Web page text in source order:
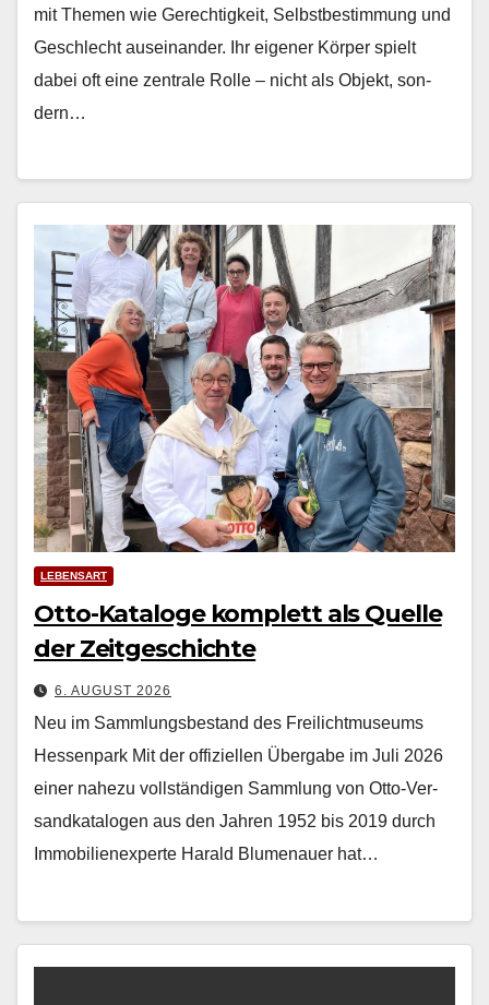
mit The­men wie Gerechtigkeit, Selb­st­bes­tim­mung und
Geschlecht auseinan­der. Ihr eigen­er Kör­p­er spielt
dabei oft eine zen­trale Rolle – nicht als Objekt, son­
dern…
LEBENSART
Otto-Kataloge komplett als Quelle
der Zeitgeschichte
6. AUGUST 2026
Neu im Sammlungsbestand des Freilichtmuseums
Hessenpark Mit der offiziellen Über­gabe im Juli 2026
ein­er nahezu voll­ständi­gen Samm­lung von Otto-Ver­
sand­kat­a­lo­gen aus den Jahren 1952 bis 2019 durch
Immo­bilienex­perte Har­ald Blu­me­nauer hat…